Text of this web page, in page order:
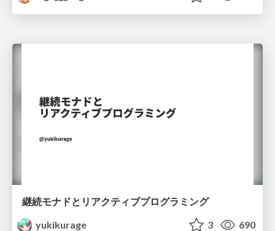
継続モナドとリアクティブプログラミング
yukikurage
3 690